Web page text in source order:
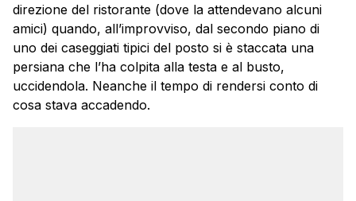
direzione del ristorante (dove la attendevano alcuni
amici) quando, all’improvviso, dal secondo piano di
uno dei caseggiati tipici del posto si è staccata una
persiana che l’ha colpita alla testa e al busto,
uccidendola. Neanche il tempo di rendersi conto di
cosa stava accadendo.